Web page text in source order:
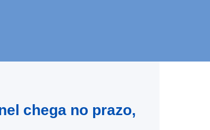
chega no prazo,